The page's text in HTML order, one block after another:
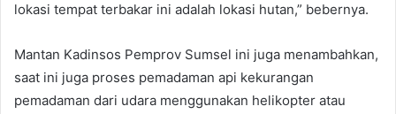
lokasi tempat terbakar ini adalah lokasi hutan,” bebernya.
Mantan Kadinsos Pemprov Sumsel ini juga menambahkan,
saat ini juga proses pemadaman api kekurangan
pemadaman dari udara menggunakan helikopter atau